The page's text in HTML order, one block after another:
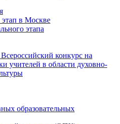
в Москве
этапа
конкурс на
учителей в области духовно-
образовательных